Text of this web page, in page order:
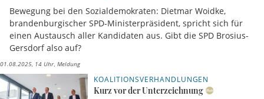
Bewegung bei den Sozialdemokraten: Dietmar Woidke,
brandenburgischer SPD-Ministerpräsident, spricht sich für
einen Austausch aller Kandidaten aus. Gibt die SPD Brosius-
Gersdorf also auf?
01.08.2025, 14 Uhr Meldung
KOALITIONSVERHANDLUNGEN
Kurz vor der Unterzeichnung